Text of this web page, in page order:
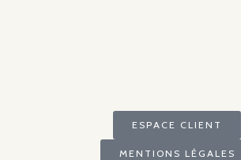
ESPACE CLIENT
MENTIONS LÉGALES